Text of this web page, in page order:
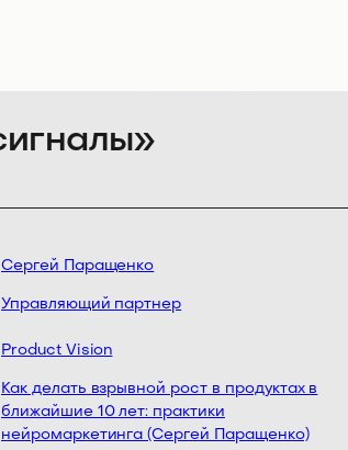
Паращенко
партнер
Vision
делать взрывной рост в продуктах в
10 лет: практики
(Сергей Паращенко)